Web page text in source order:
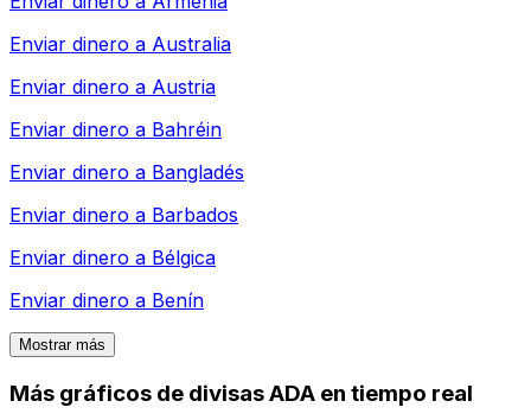
Enviar dinero a Australia
Enviar dinero a Austria
Enviar dinero a Bahréin
Enviar dinero a Bangladés
Enviar dinero a Barbados
Enviar dinero a Bélgica
Enviar dinero a Benín
Mostrar más
Más gráficos de divisas ADA en tiempo real